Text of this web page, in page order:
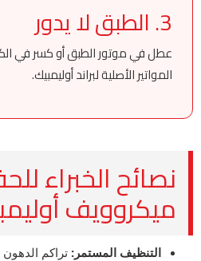
3. الطبق لا يدور
عطل في موتور الطبق أو كسر في
المواتير الأصلية لبراند أوليمبيك.
نصائح الخبراء
ميكروويف
التنظيف المستمر: تراكم